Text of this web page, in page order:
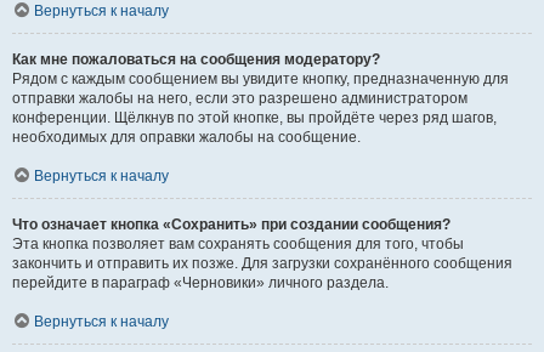
Вернуться к началу
Как мне пожаловаться на сообщения модератору?
Рядом с каждым сообщением вы увидите кнопку, предназначенную для
отправки жалобы на него, если это разрешено администратором
конференции. Щёлкнув по этой кнопке, вы пройдёте через ряд шагов,
необходимых для оправки жалобы на сообщение.
Вернуться к началу
Что означает кнопка «Сохранить» при создании сообщения?
Эта кнопка позволяет вам сохранять сообщения для того, чтобы
закончить и отправить их позже. Для загрузки сохранённого сообщения
перейдите в параграф «Черновики» личного раздела.
Вернуться к началу